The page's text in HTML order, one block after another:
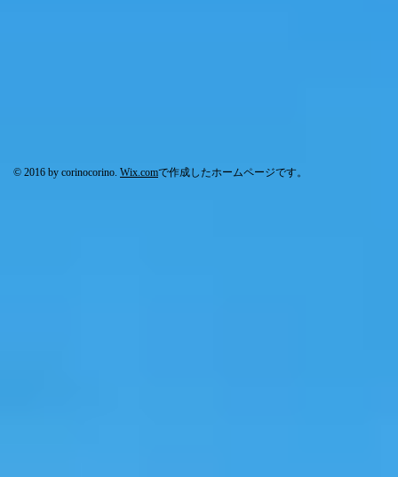
© 2016 by corinocorino. Wix.comで作成したホームページです。